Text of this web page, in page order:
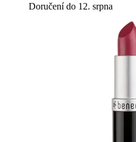
Doručení do 12. srpna